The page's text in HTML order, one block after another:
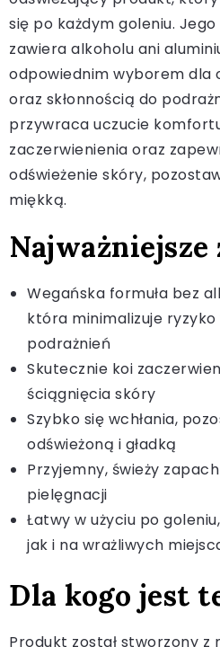
się po każdym goleniu.
zawiera alkoholu ani
odpowiednim wyborem dla
oraz skłonnością do
przywraca uczucie
zaczerwienienia oraz
odświeżenie skóry,
miękką.
Wegańska formuła bez
która minimalizuje ryzyko
podrażnień
Skutecznie koi
ściągnięcia skóry
Szybko się wchłania,
odświeżoną i gładką
Przyjemny, świeży
pielęgnacji
Łatwy w użyciu po
jak i na wrażliwych
Dla kogo jest
Produkt został stworzony z